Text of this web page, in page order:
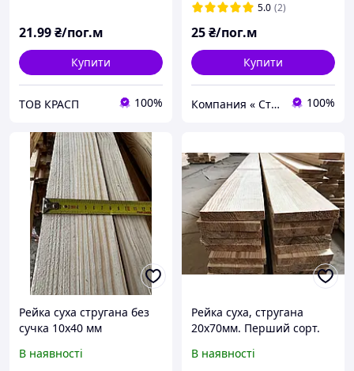
21.99₴/пог.м
Купити
ТОВ КРАСП 100%
5.0 (2)
25₴/пог.м
Купити
Компания « Строй Мастер » 100%
Рейка суха стругана без
сучка 10х40 мм
В наявності
Рейка суха, стругана
20х70мм. Перший сорт.
В наявності